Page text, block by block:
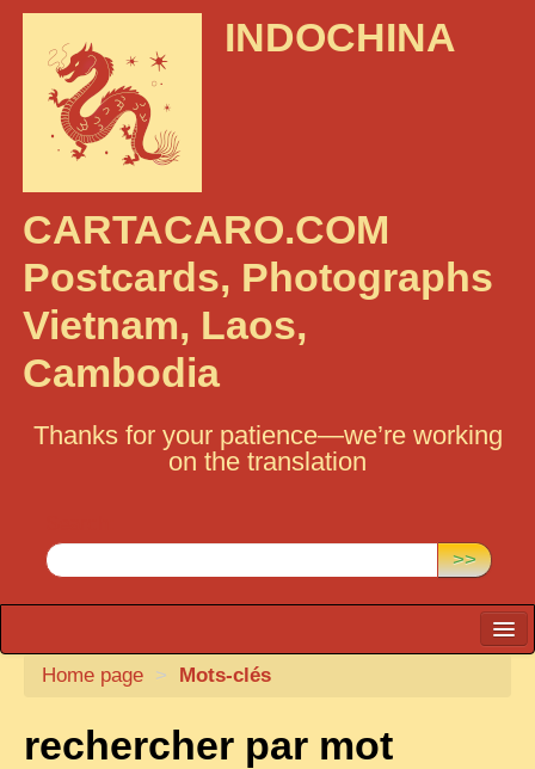
INDOCHINA
CARTACARO.COM
Postcards, Photographs
Vietnam, Laos,
Cambodia
Thanks for your patience—we’re working
on the translation
>>
CARTACARO
ILLUSTRATORS
Home page > Mots-clés
rechercher par mot